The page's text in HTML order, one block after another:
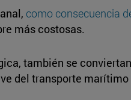
como consecuencia
más costosas.
también se
del transporte